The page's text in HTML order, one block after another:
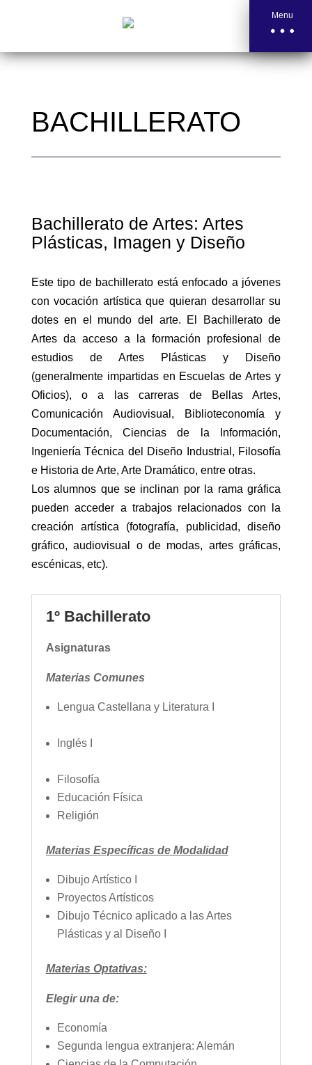
Menu
BACHILLERATO
Bachillerato de Artes: Artes
Plásticas, Imagen y Diseño
Este tipo de bachillerato está enfocado a jóvenes
con vocación artística que quieran desarrollar su
dotes en el mundo del arte. El Bachillerato de
Artes da acceso a la formación profesional de
estudios de Artes Plásticas y Diseño
(generalmente impartidas en Escuelas de Artes y
Oficios), o a las carreras de Bellas Artes,
Comunicación Audiovisual, Biblioteconomía y
Documentación, Ciencias de la Información,
Ingeniería Técnica del Diseño Industrial, Filosofía
e Historia de Arte, Arte Dramático, entre otras.
Los alumnos que se inclinan por la rama gráfica
pueden acceder a trabajos relacionados con la
creación artística (fotografía, publicidad, diseño
gráfico, audiovisual o de modas, artes gráficas,
escénicas, etc).
1º Bachillerato
Asignaturas
Materias Comunes
Lengua Castellana y Literatura I
Inglés I
Filosofía
Educación Física
Religión
Materias Específicas de Modalidad
Dibujo Artístico I
Proyectos Artísticos
Dibujo Técnico aplicado a las Artes
Plásticas y al Diseño I
Materias Optativas:
Elegir una de:
Economía
Segunda lengua extranjera: Alemán